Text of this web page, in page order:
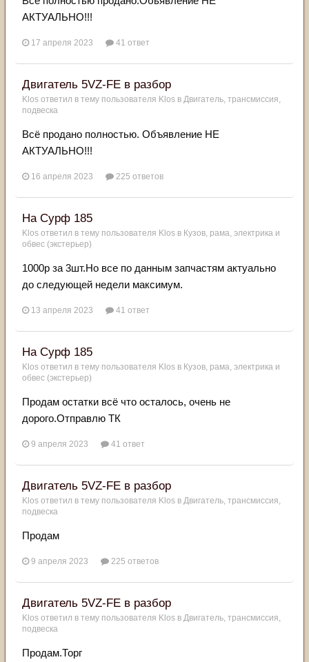
АКТУАЛЬНО!!!
17 апреля 2023 41 ответ
Двигатель 5VZ-FE в разбор
Klos ответил в тему пользователя Klos в Двигатель, трансмиссия,
подвеска
Всё продано полностью. Объявление НЕ
АКТУАЛЬНО!!!
16 апреля 2023 225 ответов
На Сурф 185
Klos ответил в тему пользователя Klos в Кузов, рама, электрика и
обвес (экстерьер)
1000р за 3шт.Но все по данным запчастям актуально
до следующей недели максимум.
13 апреля 2023 41 ответ
На Сурф 185
Klos ответил в тему пользователя Klos в Кузов, рама, электрика и
обвес (экстерьер)
Продам остатки всё что осталось, очень не
дорого.Отправлю ТК
9 апреля 2023 41 ответ
Двигатель 5VZ-FE в разбор
Klos ответил в тему пользователя Klos в Двигатель, трансмиссия,
подвеска
Продам
9 апреля 2023 225 ответов
Двигатель 5VZ-FE в разбор
Klos ответил в тему пользователя Klos в Двигатель, трансмиссия,
подвеска
Продам.Торг